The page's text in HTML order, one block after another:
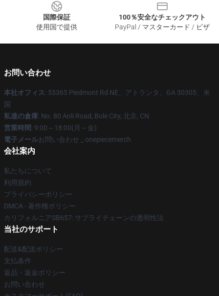
国際保証
使用国で提供
100％安全なチェックアウト
PayPal / マスターカード / ビザ
お問い合わせ
本社オフィス: 53365 Piedmont Rd NE、アトランタ、GA 30305、米
国
私達の倉庫: No. 80 Anli Road, Bole City, 北京, CN
営業時間: 9:00～18:00(月～金)
電子メールお問い合わせ _ onepiecemerch
会社案内
私たちについて
利用規約
プライバシーポリシー
DMCA - 著作権ポリシー
カリフォルニアSB657: サプライチェーンの透明性法
当社のサポート
配送&配送ポリシー
支払条件
返品・返金ポリシー
お問い合わせ